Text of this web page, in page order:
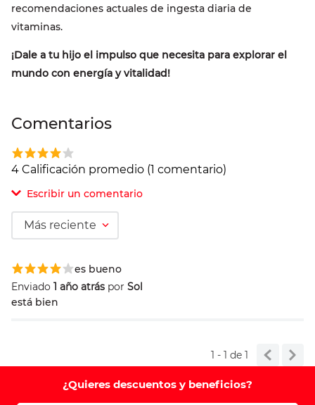
recomendaciones actuales de ingesta diaria de
vitaminas.
¡Dale a tu hijo el impulso que necesita para explorar el
mundo con energía y vitalidad!
Comentarios
4 Calificación promedio (1 comentario)
Escribir un comentario
Comentario
Su nombre
Más reciente
es bueno
Enviado 1 año atrás por Sol
está bien
1 - 1de 1
¿Quieres descuentos y beneficios?